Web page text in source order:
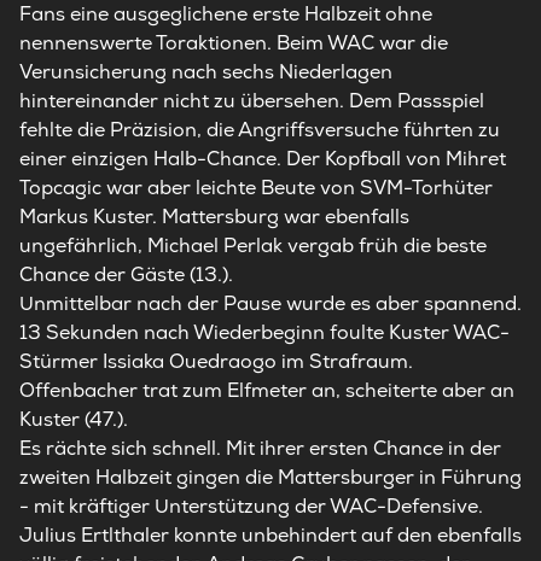
Fans eine ausgeglichene erste Halbzeit ohne
nennenswerte Toraktionen. Beim WAC war die
Verunsicherung nach sechs Niederlagen
hintereinander nicht zu übersehen. Dem Passspiel
fehlte die Präzision, die Angriffsversuche führten zu
einer einzigen Halb-Chance. Der Kopfball von Mihret
Topcagic war aber leichte Beute von SVM-Torhüter
Markus Kuster. Mattersburg war ebenfalls
ungefährlich, Michael Perlak vergab früh die beste
Chance der Gäste (13.).
Unmittelbar nach der Pause wurde es aber spannend.
13 Sekunden nach Wiederbeginn foulte Kuster WAC-
Stürmer Issiaka Ouedraogo im Strafraum.
Offenbacher trat zum Elfmeter an, scheiterte aber an
Kuster (47.).
Es rächte sich schnell. Mit ihrer ersten Chance in der
zweiten Halbzeit gingen die Mattersburger in Führung
- mit kräftiger Unterstützung der WAC-Defensive.
Julius Ertlthaler konnte unbehindert auf den ebenfalls